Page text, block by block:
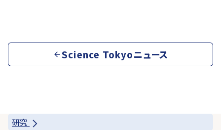
Science Tokyoニュース
研究